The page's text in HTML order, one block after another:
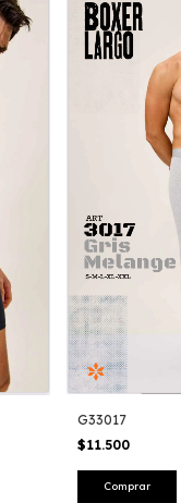
G33017
$11.500
Comprar